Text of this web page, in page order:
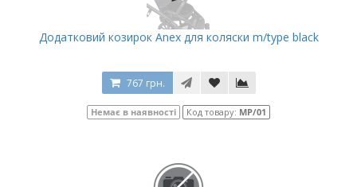
Додатковий козирок Anex для коляски m/type black
767 грн.
Немає в наявності Код товару: MP/01